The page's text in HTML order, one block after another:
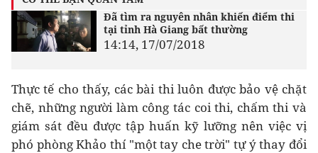
Đã tìm ra nguyên nhân khiến điểm thi
tại tỉnh Hà Giang bất thường
14:14, 17/07/2018
Thực tế cho thấy, các bài thi luôn được bảo vệ chặt
chẽ, những người làm công tác coi thi, chấm thi và
giám sát đều được tập huấn kỹ lưỡng nên việc vị
phó phòng Khảo thí "một tay che trời" tự ý thay đổi